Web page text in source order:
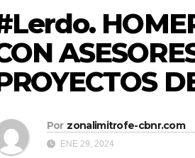
Por zonalimitrofe-cbnr.com
ENE 29, 2024